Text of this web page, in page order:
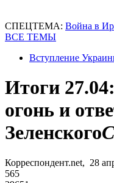
СПЕЦТЕМА: Война в
ВСЕ ТЕМЫ
Вступление
Итоги
огонь и
Зеленского
Корреспондент.net, 28
565